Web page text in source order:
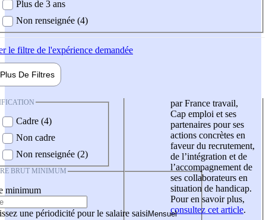
Plus de 3 ans
Non renseignée (4)
le filtre de l'expérience demandée
Plus De Filtres
Cadre (4)
Non cadre
Non renseignée (2)
BRUT MINIMUM
minimum
une périodicité pour le salaire saisi
par France travail,
Cap emploi et ses
partenaires pour ses
actions concrètes en
faveur du recrutement,
de l’intégration et de
l’accompagnement de
ses collaborateurs en
situation de handicap.
Pour en savoir plus,
consultez cet article.